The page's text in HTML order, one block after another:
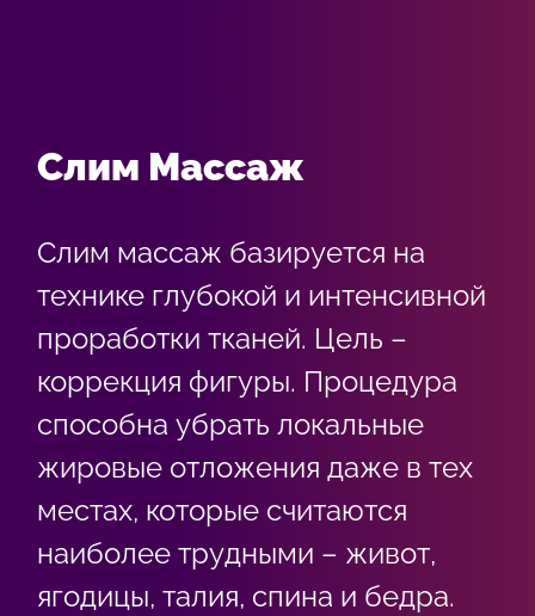
КОНТАКТЫ
Слим Массаж
Слим массаж базируется на
технике глубокой и интенсивной
проработки тканей. Цель –
коррекция фигуры. Процедура
способна убрать локальные
жировые отложения даже в тех
местах, которые считаются
наиболее трудными – живот,
ягодицы, талия, спина и бедра.